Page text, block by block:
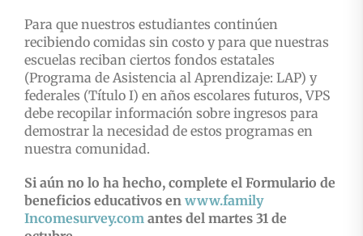
Para que nuestros estudiantes continúen
recibiendo comidas sin costo y para que nuestras
escuelas reciban ciertos fondos estatales
(Programa de Asistencia al Aprendizaje: LAP) y
federales (Título I) en años escolares futuros, VPS
debe recopilar información sobre ingresos para
demostrar la necesidad de estos programas en
nuestra comunidad.
Si aún no lo ha hecho, complete el Formulario de
beneficios educativos en www.family
Incomesurvey.com antes del martes 31 de